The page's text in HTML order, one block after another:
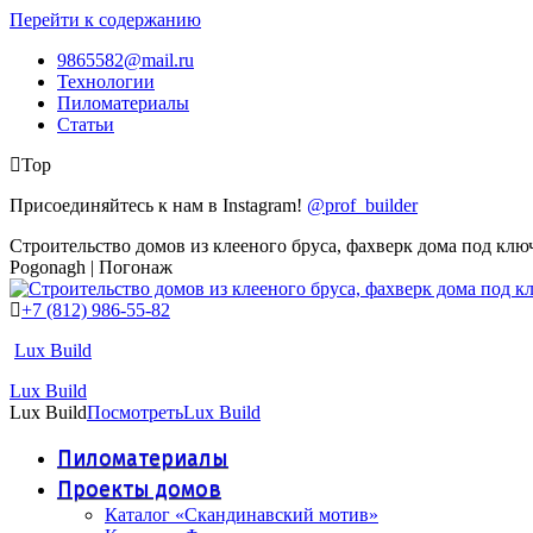
Перейти к содержанию
9865582@mail.ru
Технологии
Пиломатериалы
Статьи
Top
Присоединяйтесь к нам в Instagram! @prof_builder
Строительство домов из клееного бруса, фахверк дома под
Pogonagh | Погонаж
+7 (812) 986-55-82
Lux Build
Lux Build
Lux BuildПосмотретьLux Build
Пиломатериалы
Проекты домов
Каталог «Скандинавский мотив»